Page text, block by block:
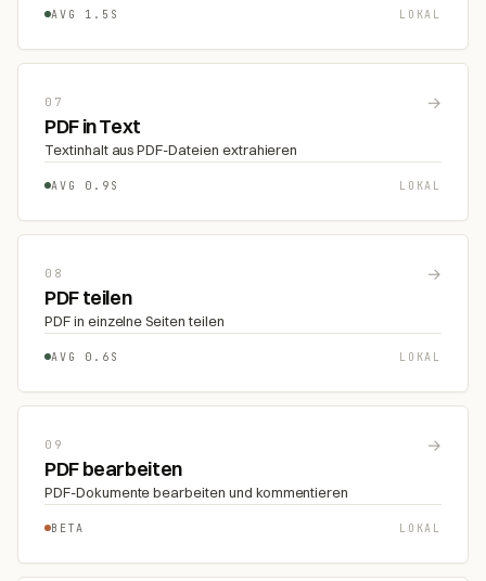
AVG 1.5S LOKAL
07 →
PDF in Text
Textinhalt aus PDF-Dateien extrahieren
AVG 0.9S LOKAL
08 →
PDF teilen
PDF in einzelne Seiten teilen
AVG 0.6S LOKAL
09 →
PDF bearbeiten
PDF-Dokumente bearbeiten und kommentieren
BETA LOKAL